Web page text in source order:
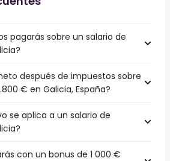
pagarás sobre un salario de
después de impuestos sobre
€ en Galicia, España?
se aplica a un salario de
con un bonus de 1 000 €